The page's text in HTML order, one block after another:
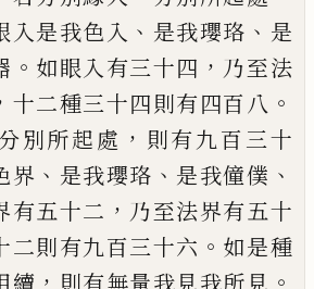
入是我色入 、 是我瓔珞 、 是
。 如眼入有三十四 ， 乃至法
十二種三十四則有四百八 。
分別所起處 ， 則有九百三十
界 、 是我瓔珞 、 是我僮僕 、
有五十二 ， 乃至法界有五十
二則有九百三十六 。 如是種
續 ， 則有無量我見我所見 。